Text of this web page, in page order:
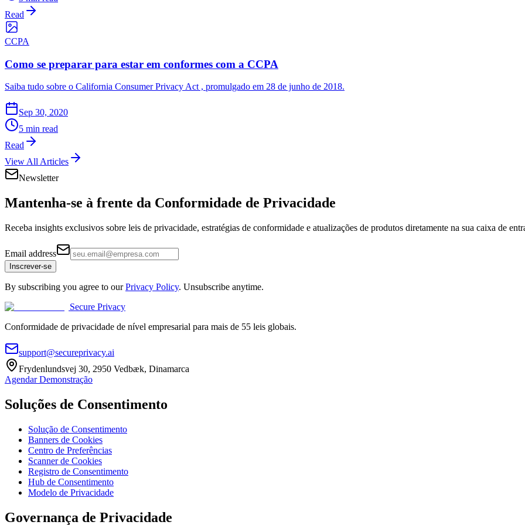
Read
CCPA
Como se preparar para estar em conformes com a CCPA
Saiba tudo sobre o California Consumer Privacy Act , promulgado em 28 de junho de 2018.
Sep 30, 2020
5 min read
Read
View All Articles
Newsletter
Mantenha-se à frente da Conformidade de Privacidade
Receba insights exclusivos sobre leis de privacidade, estratégias de conformidade e atualizações de produtos diretamente na sua caixa de
Email address
Inscrever-se
By subscribing you agree to our Privacy Policy. Unsubscribe anytime.
Secure Privacy
Conformidade de privacidade de nível empresarial para mais de 55 leis globais.
support@secureprivacy.ai
Frydenlundsvej 30, 2950 Vedbæk, Dinamarca
Agendar Demonstração
Soluções de Consentimento
Solução de Consentimento
Banners de Cookies
Centro de Preferências
Scanner de Cookies
Registro de Consentimento
Hub de Consentimento
Modelo de Privacidade
Governança de Privacidade